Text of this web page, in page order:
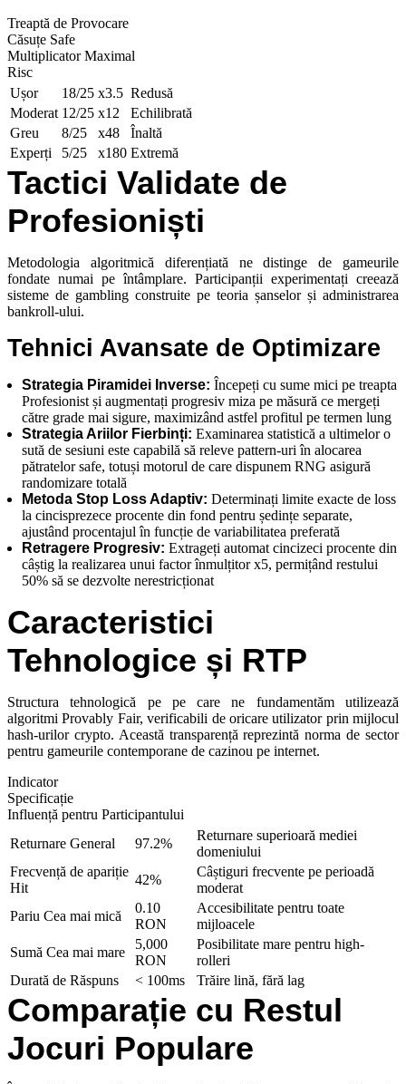
Treaptă de Provocare
Căsuțe Safe
Multiplicator Maximal
Risc
Ușor
18/25 x3.5 Redusă
Moderat 12/25 x12
Echilibrată
Greu
8/25 x48
Înaltă
Experți
5/25 x180 Extremă
Tactici Validate de
Profesioniști
Metodologia algoritmică diferențiată ne distinge de gameurile
fondate numai pe întâmplare. Participanții experimentați creează
sisteme de gambling construite pe teoria șanselor și administrarea
bankroll-ului.
Tehnici Avansate de Optimizare
Strategia Piramidei Inverse: Începeți cu sume mici pe treapta
Profesionist și augmentați progresiv miza pe măsură ce mergeți
către grade mai sigure, maximizând astfel profitul pe termen lung
Strategia Ariilor Fierbinți: Examinarea statistică a ultimelor o
sută de sesiuni este capabilă să releve pattern-uri în alocarea
pătratelor safe, totuși motorul de care dispunem RNG asigură
randomizare totală
Metoda Stop Loss Adaptiv: Determinați limite exacte de loss
la cincisprezece procente din fond pentru ședințe separate,
ajustând procentajul în funcție de variabilitatea preferată
Retragere Progresiv: Extrageți automat cincizeci procente din
câștig la realizarea unui factor înmulțitor x5, permițând restului
50% să se dezvolte nerestricționat
Caracteristici
Tehnologice și RTP
Structura tehnologică pe pe care ne fundamentăm utilizează
algoritmi Provably Fair, verificabili de oricare utilizator prin mijlocul
hash-urilor crypto. Această transparență reprezintă norma de sector
pentru gameurile contemporane de cazinou pe internet.
Indicator
Specificație
Influență pentru Participantului
Returnare General
97.2%
Returnare superioară mediei
domeniului
Frecvență de apariție
Hit
42%
Câștiguri frecvente pe perioadă
moderat
Pariu Cea mai mică
0.10
RON
Accesibilitate pentru toate
mijloacele
Sumă Cea mai mare
5,000
RON
Posibilitate mare pentru high-
rolleri
Durată de Răspuns
< 100ms Trăire lină, fără lag
Comparație cu Restul
Jocuri Populare